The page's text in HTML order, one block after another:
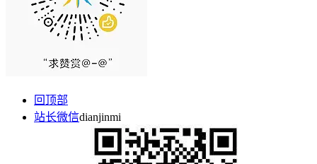
回顶部
站长微信dianjinmi